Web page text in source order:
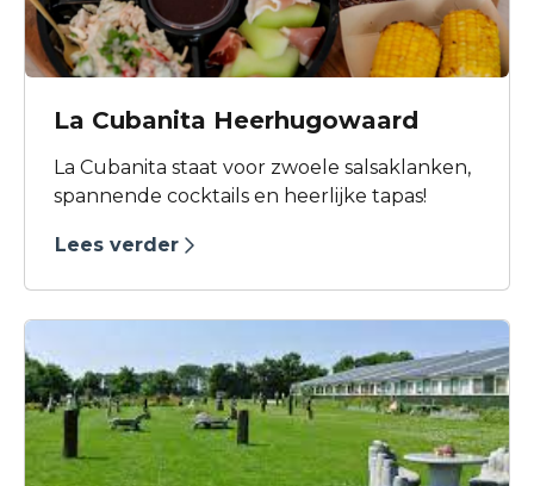
La Cubanita Heerhugowaard
La Cubanita staat voor zwoele salsaklanken,
spannende cocktails en heerlijke tapas!
Lees verder